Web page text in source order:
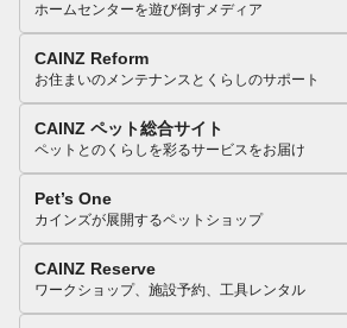
ホームセンターを遊び倒すメディア
CAINZ Reform
お住まいのメンテナンスとくらしのサポート
CAINZ ペット総合サイト
ペットとのくらしを彩るサービスをお届け
Pet’s One
カインズが展開するペットショップ
CAINZ Reserve
ワークショップ、施設予約、工具レンタル